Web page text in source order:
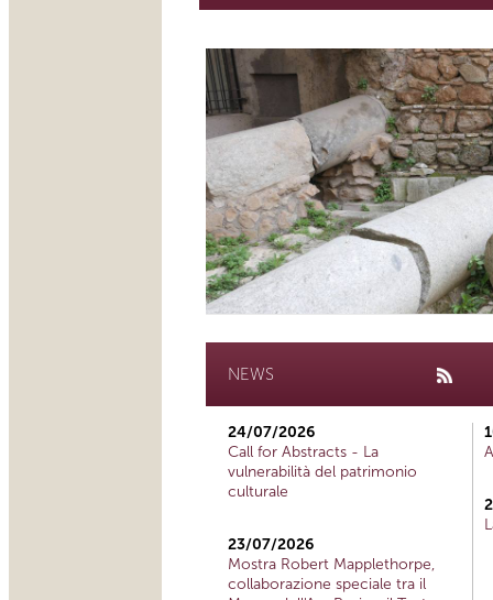
NEWS
24/07/2026
Call for Abstracts - La
vulnerabilità del patrimonio
culturale
23/07/2026
Mostra Robert Mapplethorpe,
collaborazione speciale tra il